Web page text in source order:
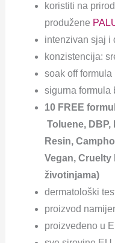
koristiti na
produžene
intenzivan sjaj i
konzistencija:
soak off formula
sigurna formula
10 FREE
Toluene,
Resin,
Vegan,
životinjama)
dermatološki
proizvod
proizvedeno u